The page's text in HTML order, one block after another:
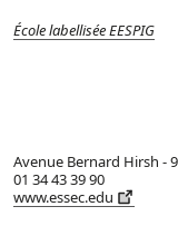
École labellisée EESPIG
Avenue Bernard Hirsh -
01 34 43 39 90
www.essec.edu